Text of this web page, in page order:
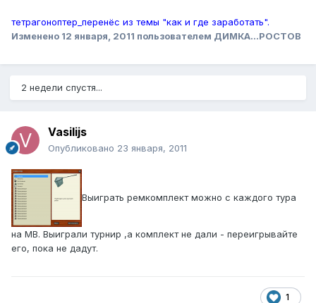
тетрагоноптер_перенёс из темы "как и где заработать".
Изменено 12 января, 2011 пользователем ДИМКА...РОСТОВ
2 недели спустя...
Vasilijs
Опубликовано 23 января, 2011
Выиграть ремкомплект можно с каждого тура
на МВ. Выиграли турнир ,а комплект не дали - переигрывайте
его, пока не дадут.
1